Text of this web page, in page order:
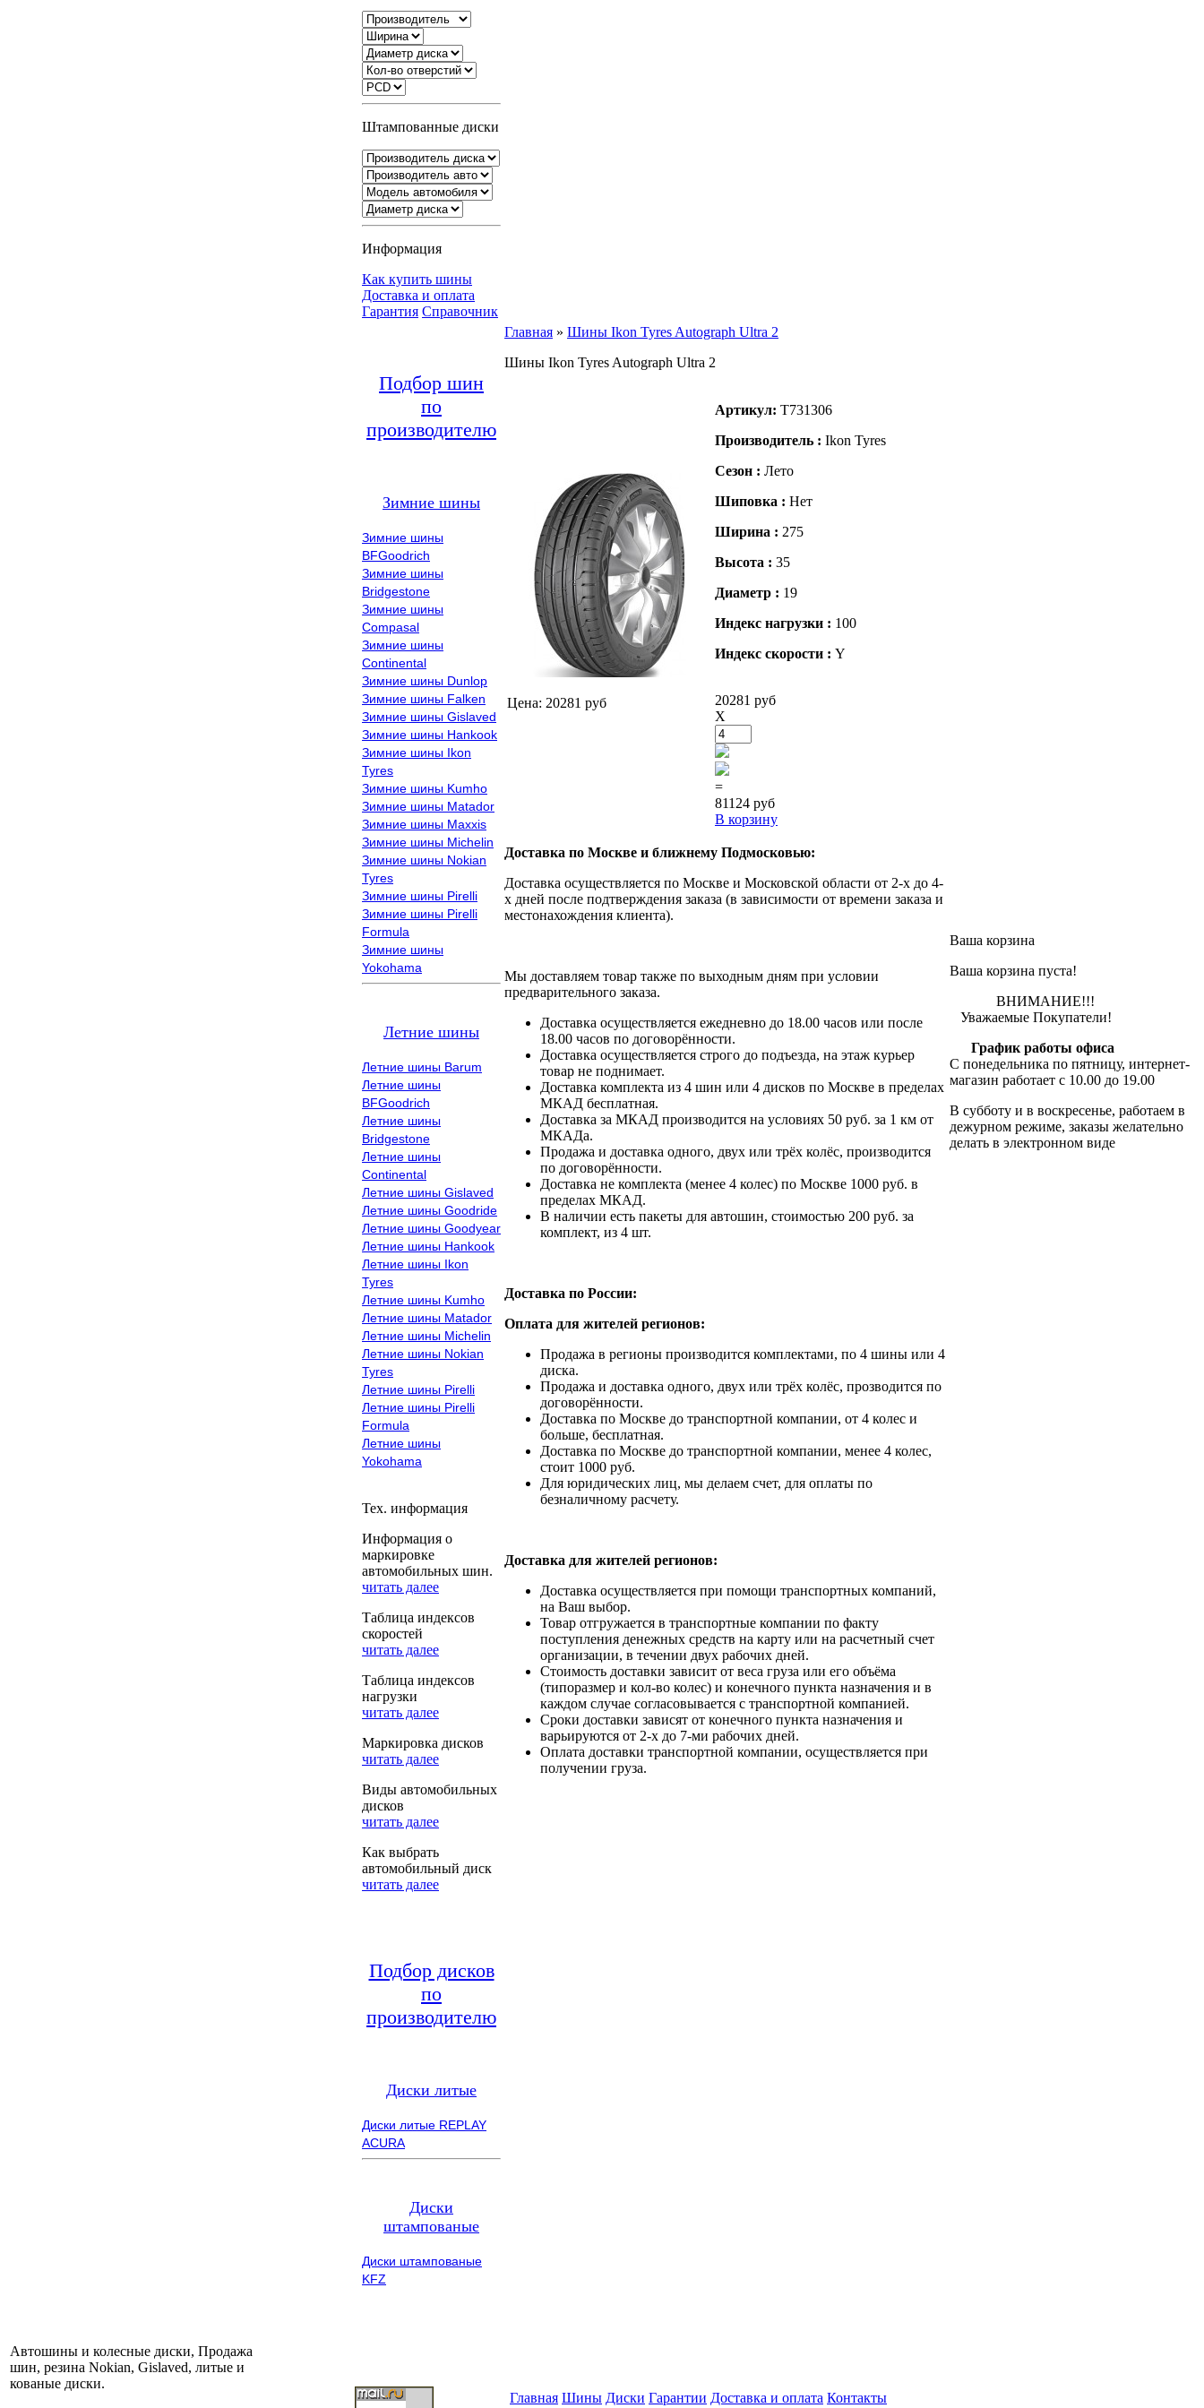
Штампованные диски
Информация
Как купить шины
Доставка и оплата
Гарантия Справочник
Подбор шин
по
производителю
Зимние шины
Зимние шины
BFGoodrich
Зимние шины
Bridgestone
Зимние шины
Compasal
Зимние шины
Continental
Зимние шины Dunlop
Зимние шины Falken
Зимние шины Gislaved
Зимние шины Hankook
Зимние шины Ikon
Tyres
Зимние шины Kumho
Зимние шины Matador
Зимние шины Maxxis
Зимние шины Michelin
Зимние шины Nokian
Tyres
Зимние шины Pirelli
Зимние шины Pirelli
Formula
Зимние шины
Yokohama
Летние шины
Летние шины Barum
Летние шины
BFGoodrich
Летние шины
Bridgestone
Летние шины
Continental
Летние шины Gislaved
Летние шины Goodride
Летние шины Goodyear
Летние шины Hankook
Летние шины Ikon
Tyres
Летние шины Kumho
Летние шины Matador
Летние шины Michelin
Летние шины Nokian
Tyres
Летние шины Pirelli
Летние шины Pirelli
Formula
Летние шины
Yokohama
Тех. информация
Информация о
маркировке
автомобильных шин.
читать далее
Таблица индексов
скоростей
читать далее
Таблица индексов
нагрузки
читать далее
Маркировка дисков
читать далее
Виды автомобильных
дисков
читать далее
Как выбрать
автомобильный диск
читать далее
Подбор дисков
по
производителю
Диски литые
Диски литые REPLAY
ACURA
Диски
штампованые
Диски штампованые
KFZ
Главная » Шины Ikon Tyres Autograph Ultra 2
Шины Ikon Tyres Autograph Ultra 2
Цена: 20281 руб
Артикул: T731306
Производитель : Ikon Tyres
Сезон : Лето
Шиповка : Нет
Ширина : 275
Высота : 35
Диаметр : 19
Индекс нагрузки : 100
Индекс скорости : Y
20281 руб
X
=
81124 руб
В корзину
Доставка по Москве и ближнему Подмосковью:
Доставка осуществляется по Москве и Московской области от 2-х до 4-
х дней после подтверждения заказа (в зависимости от времени заказа и
местонахождения клиента).
Мы доставляем товар также по выходным дням при условии
предварительного заказа.
Доставка осуществляется ежедневно до 18.00 часов или после
18.00 часов по договорённости.
Доставка осуществляется строго до подъезда, на этаж курьер
товар не поднимает.
Доставка комплекта из 4 шин или 4 дисков по Москве в пределах
МКАД бесплатная.
Доставка за МКАД производится на условиях 50 руб. за 1 км от
МКАДа.
Продажа и доставка одного, двух или трёх колёс, производится
по договорённости.
Доставка не комплекта (менее 4 колес) по Москве 1000 руб. в
пределах МКАД.
В наличии есть пакеты для автошин, стоимостью 200 руб. за
комплект, из 4 шт.
Доставка по России:
Оплата для жителей регионов:
Продажа в регионы производится комплектами, по 4 шины или 4
диска.
Продажа и доставка одного, двух или трёх колёс, прозводится по
договорённости.
Доставка по Москве до транспортной компании, от 4 колес и
больше, бесплатная.
Доставка по Москве до транспортной компании, менее 4 колес,
стоит 1000 руб.
Для юридических лиц, мы делаем счет, для оплаты по
безналичному расчету.
Доставка для жителей регионов:
Доставка осуществляется при помощи транспортных компаний,
на Ваш выбор.
Товар отгружается в транспортные компании по факту
поступления денежных средств на карту или на расчетный счет
организации, в течении двух рабочих дней.
Стоимость доставки зависит от веса груза или его объёма
(типоразмер и кол-во колес) и конечного пункта назначения и в
каждом случае согласовывается с транспортной компанией.
Сроки доставки зависят от конечного пункта назначения и
варьируются от 2-х до 7-ми рабочих дней.
Оплата доставки транспортной компании, осуществляется при
получении груза.
Ваша корзина
Ваша корзина пуста!
ВНИМАНИЕ!!!
Уважаемые Покупатели!
График работы офиса
С понедельника по пятницу, интернет-
магазин работает с 10.00 до 19.00
В субботу и в воскресенье, работаем в
дежурном режиме, заказы желательно
делать в электронном виде
Автошины и колесные диски, Продажа
шин, резина Nokian, Gislaved, литые и
кованые диски.
Главная Шины Диски Гарантии Доставка и оплата Контакты